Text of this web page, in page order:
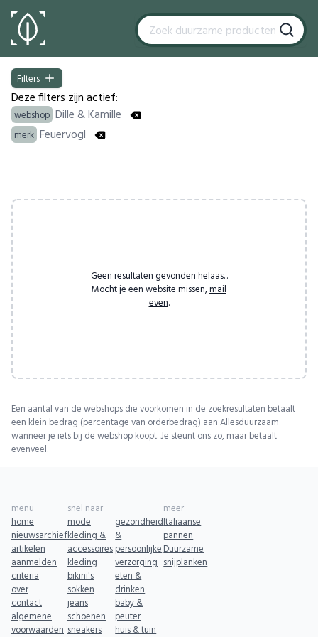
Filters
Filters
Deze filters zijn actief:
webshop Dille & Kamille
merk Feuervogl
Geen resultaten gevonden helaas...
Mocht je een website missen, mail
even.
Een aantal van de webshops die voorkomen in de zoekresultaten betaalt
een klein bedrag (percentage van orderbedrag) aan Allesduurzaam
wanneer je iets bij de webshop koopt. Je steunt ons zo, maar betaalt
evenveel.
menu
home
nieuwsarchief
artikelen
aanmelden
criteria
over
contact
algemene
voorwaarden
snel naar
mode
kleding &
accessoires
kleding
bikini's
sokken
jeans
schoenen
sneakers
gezondheid
&
persoonlijke
verzorging
eten &
drinken
baby &
peuter
huis & tuin
meer
Italiaanse
pannen
Duurzame
snijplanken